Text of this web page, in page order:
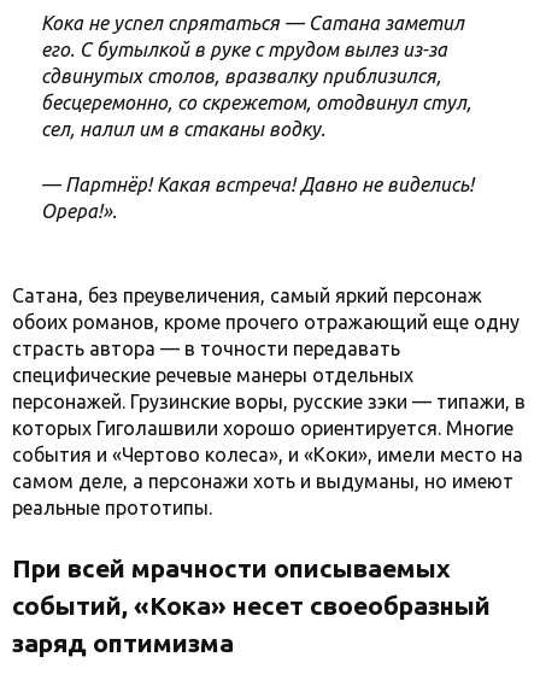
Кока не успел спрятаться — Сатана заметил
его. С бутылкой в руке с трудом вылез из-за
сдвинутых столов, вразвалку приблизился,
бесцеремонно, со скрежетом, отодвинул стул,
сел, налил им в стаканы водку.
— Партнёр! Какая встреча! Давно не виделись!
Орера!».
Сатана, без преувеличения, самый яркий персонаж
обоих романов, кроме прочего отражающий еще одну
страсть автора — в точности передавать
специфические речевые манеры отдельных
персонажей. Грузинские воры, русские зэки — типажи, в
которых Гиголашвили хорошо ориентируется. Многие
события и «Чертово колеса», и «Коки», имели место на
самом деле, а персонажи хоть и выдуманы, но имеют
реальные прототипы.
При всей мрачности описываемых
событий, «Кока» несет своеобразный
заряд оптимизма